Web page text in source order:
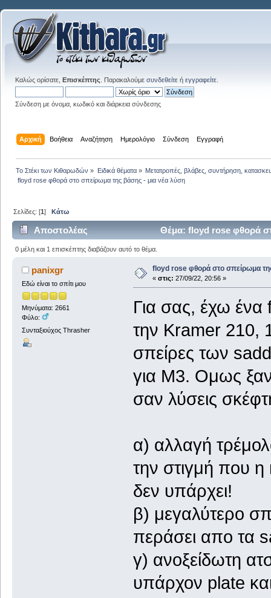
Καλώς ορίσατε, Επισκέπτης . Παρακαλούμε συνδεθείτε ή εγγραφείτε
Σύνδεση με όνομα, κωδικό και διάρκεια σύνδεσης
Αρχική Βοήθεια Αναζήτηση Ημερολόγιο Σύνδεση Εγγραφή
Το Στέκι των Κιθαρωδών » Ειδικά θέματα» Μετατροπές, βλάβες, συντήρηση,
floyd rose φθορά στο σπείρωμα της βάσης - μια νέα λύση
Σελίδες: [1]Κάτω
Αποστολέας Θέμα: floyd rose φθορά
0 μέλη και 1 επισκέπτης διαβάζουν αυτό το θέμα.
panixgr
Εδώ είναι το σπίτι μου
Μηνύματα: 2661
Φύλο:
Συνταξιούχος Thrasher
floyd rose φθορά στο σπείρωμα
« στις: 27/09/22, 20:56 »
Για σας, έχω ένα
την Kramer 210,
σπείρες των
για M3. Ομως
σαν λύσεις
α) αλλαγή
την στιγμή που
δεν υπάρχει!
β) μεγαλύτερο
περάσει απο τα
γ) ανοξείδωτη
υπάρχον plate